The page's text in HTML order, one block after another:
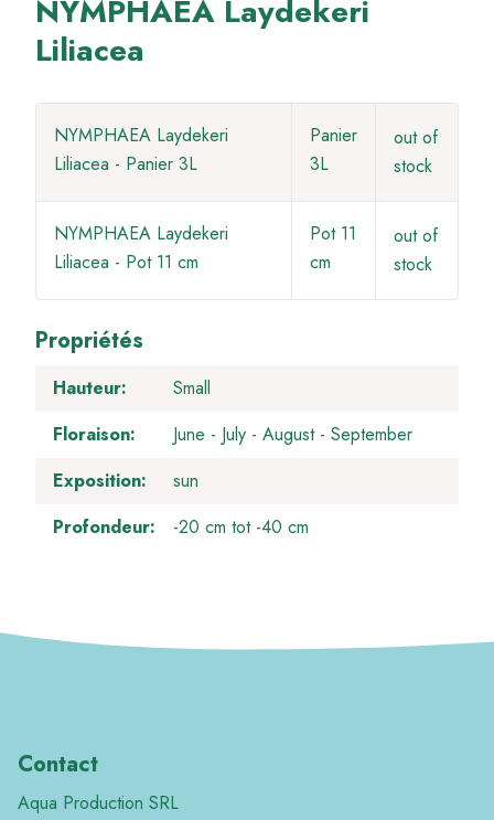
NYMPHAEA Laydekeri
Liliacea
NYMPHAEA Laydekeri
Liliacea - Panier 3L
Panier
3L
out of
stock
NYMPHAEA Laydekeri
Liliacea - Pot 11 cm
Pot 11
cm
out of
stock
Propriétés
Hauteur
Small
Floraison
June July August
September
Exposition
sun
Profondeur
-20 cm tot -40 cm
Contact
Aqua Production SRL